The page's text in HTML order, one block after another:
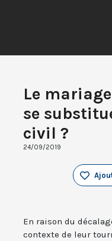
Le
se
civil ?
24/09/2019
En raison du
contexte de leur